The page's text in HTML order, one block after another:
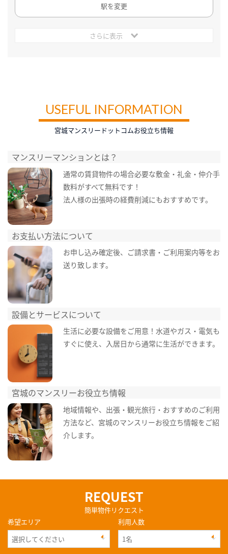
駅を変更
さらに表示
USEFUL INFORMATION
宮城マンスリードットコムお役立ち情報
マンスリーマンションとは？
通常の賃貸物件の場合必要な敷金・礼金・仲介手
数料がすべて無料です！
法人様の出張時の経費削減にもおすすめです。
お支払い方法について
お申し込み確定後、ご請求書・ご利用案内等をお
送り致します。
設備とサービスについて
生活に必要な設備をご用意！水道やガス・電気も
すぐに使え、入居日から通常に生活ができます。
宮城のマンスリーお役立ち情報
地域情報や、出張・観光旅行・おすすめのご利用
方法など、宮城のマンスリーお役立ち情報をご紹
介します。
REQUEST
簡単物件リクエスト
希望エリア
利用人数